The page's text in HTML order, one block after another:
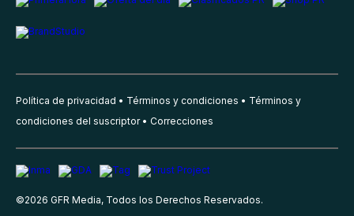
Política de privacidad Términos y condiciones
Términos y
condiciones del suscriptor
Correcciones
©2026 GFR Media, Todos los Derechos Reservados.